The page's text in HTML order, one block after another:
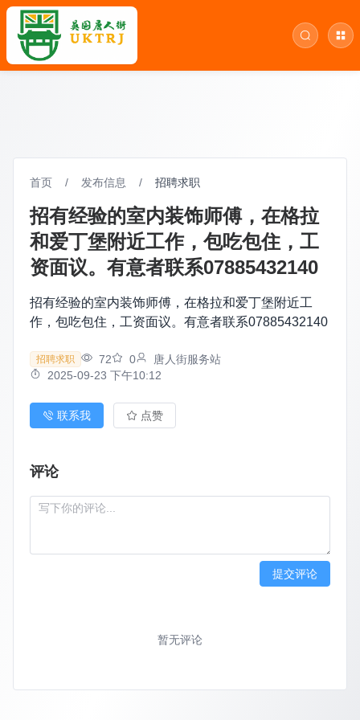
首页 / 发布信息 / 招聘求职
招有经验的室内装饰师傅，在格拉
和爱丁堡附近工作，包吃包住，工
资面议。有意者联系07885432140
招有经验的室内装饰师傅，在格拉和爱丁堡附近工
作，包吃包住，工资面议。有意者联系07885432140
招聘求职 72 0
唐人街服务站
2025-09-23 下午10:12
联系我 点赞
评论
提交评论
暂无评论